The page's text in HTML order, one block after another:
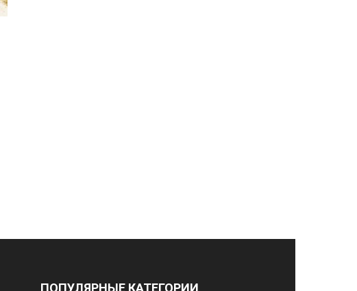
ПОПУЛЯРНЫЕ КАТЕГОРИИ